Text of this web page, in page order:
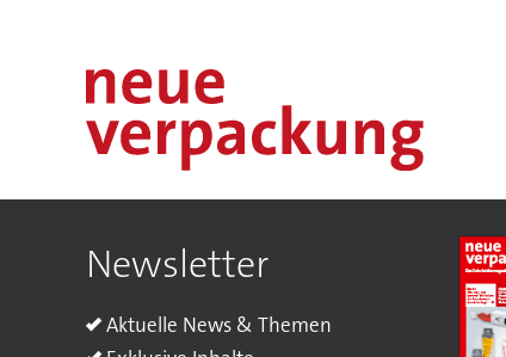
Newsletter
Aktuelle News & Themen